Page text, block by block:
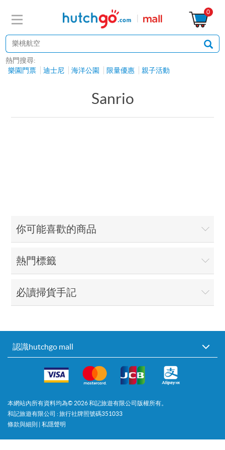
0
熱門搜尋:
樂園門票
迪士尼 海洋公園 限量優惠 親子活動
Sanrio
你可能喜歡的商品
熱門標籤
必讀掃貨手記
認識hutchgo mall
本網站內所有資料均為© 2026和記旅遊有限公司版權所有。
和記旅遊有限公司 : 旅行社牌照號碼351033
條款與細則 | 私隱聲明